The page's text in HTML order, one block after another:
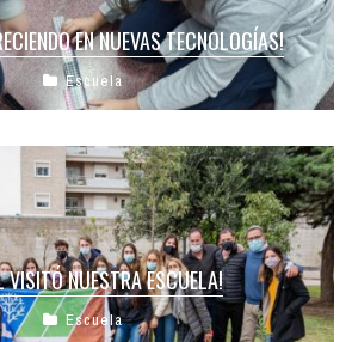
EN NUEVAS TECNOLOGÍAS!
Escuela
VISITÓ NUESTRA ESCUELA!
Escuela